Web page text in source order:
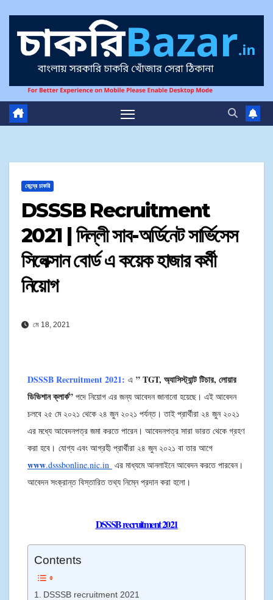
কেন্দ্রে চাকরি
DSSSB Recruitment
2021 | দিল্লী সাব-অর্ডিনেট সার্ভিসেস
সিলেক্সান বোর্ড এ কয়েক হাজার কর্মী
নিয়োগ
মে 18, 2021
DSSSB Recruitment 2021: এ ” TGT, অ্যাসিস্ট্যান্ট টিচার, লোয়ার
ডিভিশান ক্লার্ক” পদে নিয়োগ এর জন্য আবেদন জানানো হয়েছে। এই আবেদন
চলবে ২৫ মে ২০২১ থেকে ২৪ জুন ২০২১ পর্যন্ত। তাই প্রার্থীরা ২৪ জুন ২০২১
এর মধ্যে আবেদনপত্র জমা করতে পারেন। আবেদনপত্র সারা ভারত থেকে গ্রহণ
করা হবে। যোগ্য এবং আগ্রহী প্রার্থীরা ২৪ জুন ২০২১ বা তার আগে
www.dsssbonline.nic.in এর মাধ্যমে আনলাইনে আবেদন করতে পারবেন।
আবেদন সংক্রান্ত বিস্তারিত তথ্য নিম্নে প্রদান করা হলো।
DSSSB recruitment 2021
Contents
DSSSB recruitment 2021